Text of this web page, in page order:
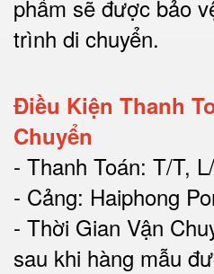
phẩm sẽ được bảo
trình di chuyển.
Điều Kiện Thanh
Chuyển
- Thanh Toán: T/T,
- Cảng: Haiphong
- Thời Gian Vận
sau khi hàng mẫu